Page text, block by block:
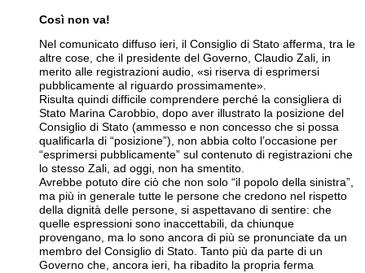
Così non va!
Nel comunicato diffuso ieri, il Consiglio di Stato afferma, tra le
altre cose, che il presidente del Governo, Claudio Zali, in
merito alle registrazioni audio, «si riserva di esprimersi
pubblicamente al riguardo prossimamente».
Risulta quindi difficile comprendere perché la consigliera di
Stato Marina Carobbio, dopo aver illustrato la posizione del
Consiglio di Stato (ammesso e non concesso che si possa
qualificarla di “posizione”), non abbia colto l’occasione per
“esprimersi pubblicamente” sul contenuto di registrazioni che
lo stesso Zali, ad oggi, non ha smentito.
Avrebbe potuto dire ciò che non solo “il popolo della sinistra”,
ma più in generale tutte le persone che credono nel rispetto
della dignità delle persone, si aspettavano di sentire: che
quelle espressioni sono inaccettabili, da chiunque
provengano, ma lo sono ancora di più se pronunciate da un
membro del Consiglio di Stato. Tanto più da parte di un
Governo che, ancora ieri, ha ribadito la propria ferma